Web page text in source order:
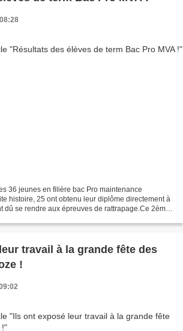
36 jeunes en filière bac Pro maintenance
histoire, 25 ont obtenu leur diplôme directement à
dû se rendre aux épreuves de rattrapage.Ce 2ème
travail à la grande fête des
!